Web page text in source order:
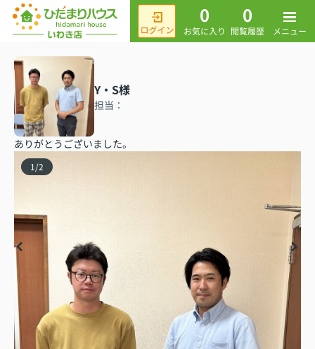
0
お気に入り
0
閲覧履歴 メニュー
Y・S様
担当：
ありがとうございました。
1 /2